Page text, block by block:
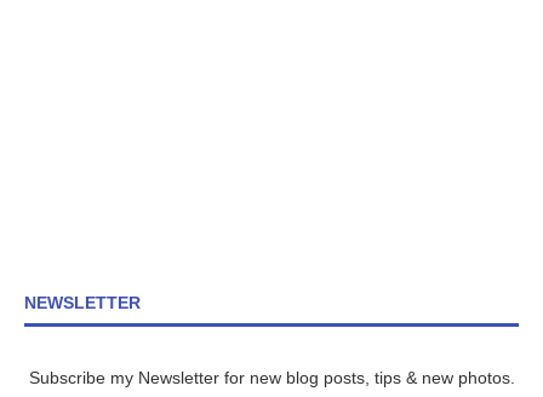
NEWSLETTER
Subscribe my Newsletter for new blog posts, tips & new photos.